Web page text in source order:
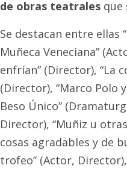
de obras teatralesque
Se destacan entre ellas
Muñeca Veneciana”
enfrían” (Director), “La
(Director), “Marco Polo
Beso Único”
Director), “Muñiz u
cosas agradables y de
trofeo” (Actor,